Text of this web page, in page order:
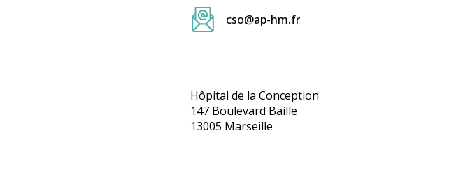
cso@ap-hm.fr
Hôpital de la Conception
147 Boulevard Baille
13005 Marseille